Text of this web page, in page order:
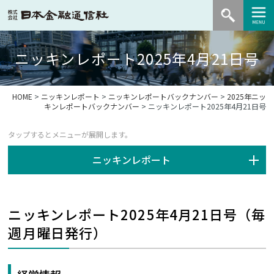
ニッキンレポート2025年4月21日号
HOME > ニッキンレポート > ニッキンレポートバックナンバー > 2025年ニッ
キンレポートバックナンバー > ニッキンレポート2025年4月21日号
ニッキンレポート
ニッキンレポート2025年4月21日号（毎
週月曜日発行）